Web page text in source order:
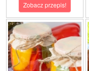
Zobacz przepis!